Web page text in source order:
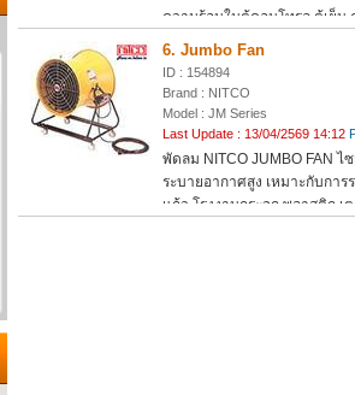
ความร้อนในตู้คอนโทรล ตู้เย็น
6. Jumbo Fan
ID : 154894
Brand : NITCO
Model : JM Series
Last Update : 13/04/2569 14:12
พัดลม NITCO JUMBO FAN
ระบายอากาศสูง เหมาะกับกา
แก้ว โรงงานกระจก พลาสติก